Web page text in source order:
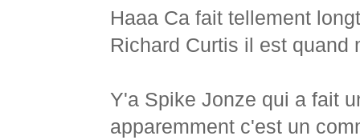
Haaa Ca fait tellement
Richard Curtis il est quand
Y'a Spike Jonze qui a fait
apparemment c'est un